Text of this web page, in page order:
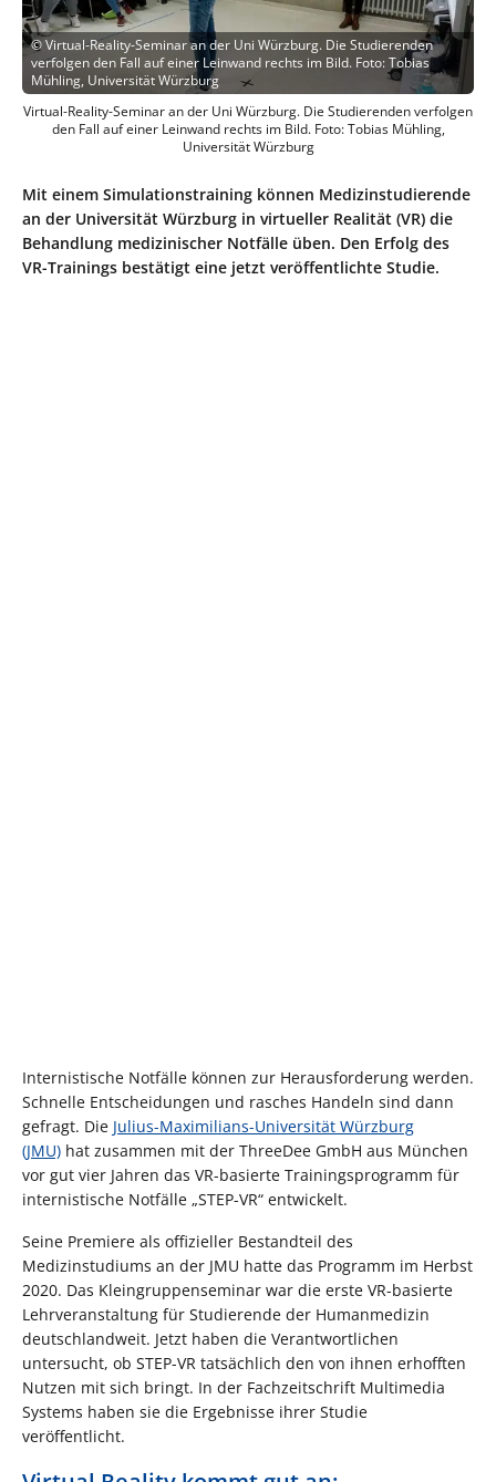
©Virtual-Reality-Seminar an der Uni Würzburg. Die Studierenden
verfolgen den Fall auf einer Leinwand rechts im Bild. Foto: Tobias
Mühling, Universität Würzburg
Virtual-Reality-Seminar an der Uni Würzburg. Die Studierenden verfolgen
den Fall auf einer Leinwand rechts im Bild. Foto: Tobias Mühling,
Universität Würzburg
Mit einem Simulationstraining können Medizinstudierende
an der Universität Würzburg in virtueller Realität (VR) die
Behandlung medizinischer Notfälle üben. Den Erfolg des
VR-Trainings bestätigt eine jetzt veröffentlichte Studie.
Internistische Notfälle können zur Herausforderung werden.
Schnelle Entscheidungen und rasches Handeln sind dann
gefragt. Die Julius-Maximilians-Universität Würzburg
(JMU) hat zusammen mit der ThreeDee GmbH aus München
vor gut vier Jahren das VR-basierte Trainingsprogramm für
internistische Notfälle „STEP-VR“ entwickelt.
Seine Premiere als offizieller Bestandteil des
Medizinstudiums an der JMU hatte das Programm im Herbst
2020. Das Kleingruppenseminar war die erste VR-basierte
Lehrveranstaltung für Studierende der Humanmedizin
deutschlandweit. Jetzt haben die Verantwortlichen
untersucht, ob STEP-VR tatsächlich den von ihnen erhofften
Nutzen mit sich bringt. In der Fachzeitschrift Multimedia
Systems haben sie die Ergebnisse ihrer Studie
veröffentlicht.